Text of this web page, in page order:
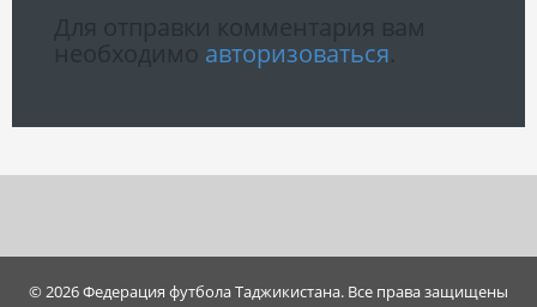
авторизоваться
© 2026 Федерация футбола Таджикистана. Все права защищены